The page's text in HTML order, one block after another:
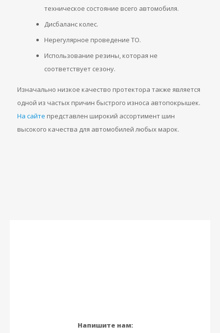
техническое состояние всего автомобиля.
Дисбаланс колес.
Нерегулярное проведение ТО.
Использование резины, которая не
соответствует сезону.
Изначально низкое качество протектора также является
одной из частых причин быстрого износа автопокрышек.
На сайте представлен широкий ассортимент шин
высокого качества для автомобилей любых марок.
Напишите нам: